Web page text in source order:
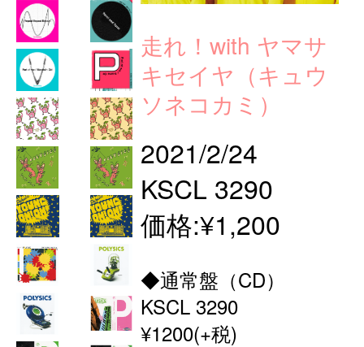
走れ！with ヤマサ
キセイヤ（キュウ
ソネコカミ）
2021/2/24
KSCL 3290
価格:¥1,200
◆通常盤（CD）
KSCL 3290
¥1200(+税)